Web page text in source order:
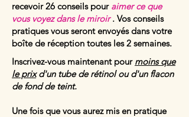
recevoir 26 conseils pour aimer ce que
vous voyez dans le miroir. Vos conseils
pratiques vous seront envoyés dans votre
boîte de réception toutes les 2 semaines.
Inscrivez-vous maintenant pour moins que
le prixd'un tube de rétinol ou d'un flacon
de fond de teint.
Une fois que vous aurez mis en pratique